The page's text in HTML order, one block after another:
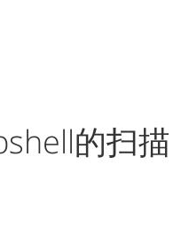
的扫描